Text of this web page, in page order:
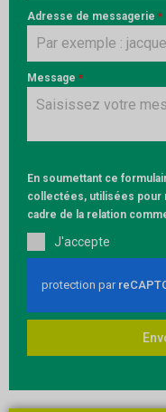
Adresse de messagerie *
Message *
En soumettant ce
collectées, utilisées pour
cadre de la relation
J'accepte